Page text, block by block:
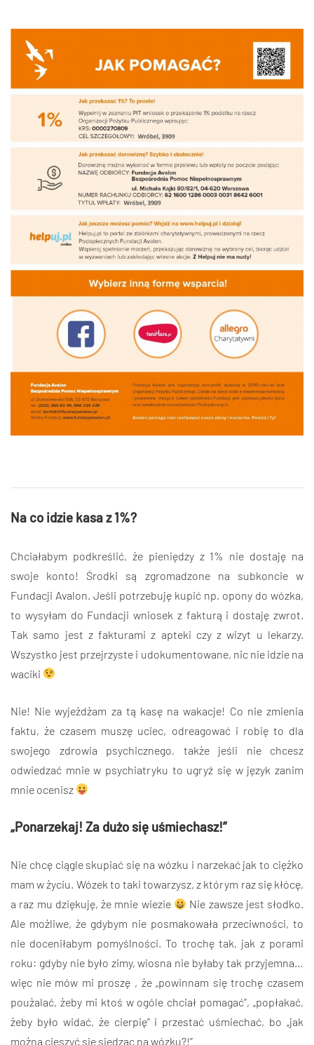
Na co idzie kasa z 1%?
Chciałabym podkreślić, że pieniędzy z 1% nie dostaję na
swoje konto! Środki są zgromadzone na subkoncie w
Fundacji Avalon. Jeśli potrzebuję kupić np. opony do wózka,
to wysyłam do Fundacji wniosek z fakturą i dostaję zwrot.
Tak samo jest z fakturami z apteki czy z wizyt u lekarzy.
Wszystko jest przejrzyste i udokumentowane, nic nie idzie na
waciki
Nie! Nie wyjeżdżam za tą kasę na wakacje! Co nie zmienia
faktu, że czasem muszę uciec, odreagować i robię to dla
swojego zdrowia psychicznego, także jeśli nie chcesz
odwiedzać mnie w psychiatryku to ugryź się w język zanim
mnie ocenisz
„Ponarzekaj! Za dużo się uśmiechasz!”
Nie chcę ciągle skupiać się na wózku i narzekać jak to ciężko
mam w życiu. Wózek to taki towarzysz, z którym raz się kłócę,
a raz mu dziękuję, że mnie wiezie
Nie zawsze jest słodko.
Ale możliwe, że gdybym nie posmakowała przeciwności, to
nie doceniłabym pomyślności. To trochę tak, jak z porami
roku: gdyby nie było zimy, wiosna nie byłaby tak przyjemna…
więc nie mów mi proszę , że „powinnam się trochę czasem
poużalać, żeby mi ktoś w ogóle chciał pomagać”, „popłakać,
żeby było widać, że cierpię” i przestać uśmiechać, bo „jak
można cieszyć się siedząc na wózku?!”